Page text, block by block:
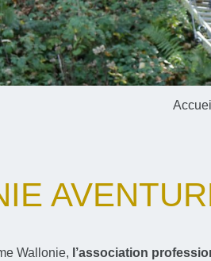
Accueil
Wallonie, l’association